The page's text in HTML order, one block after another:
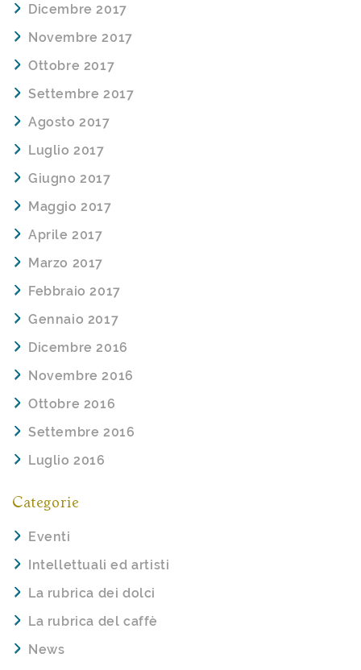
Dicembre 2017
Novembre 2017
Ottobre 2017
Settembre 2017
Agosto 2017
Luglio 2017
Giugno 2017
Maggio 2017
Aprile 2017
Marzo 2017
Febbraio 2017
Gennaio 2017
Dicembre 2016
Novembre 2016
Ottobre 2016
Settembre 2016
Luglio 2016
Categorie
Eventi
Intellettuali ed artisti
La rubrica dei dolci
La rubrica del caffè
News